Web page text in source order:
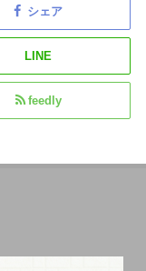
シェア
LINE
feedly